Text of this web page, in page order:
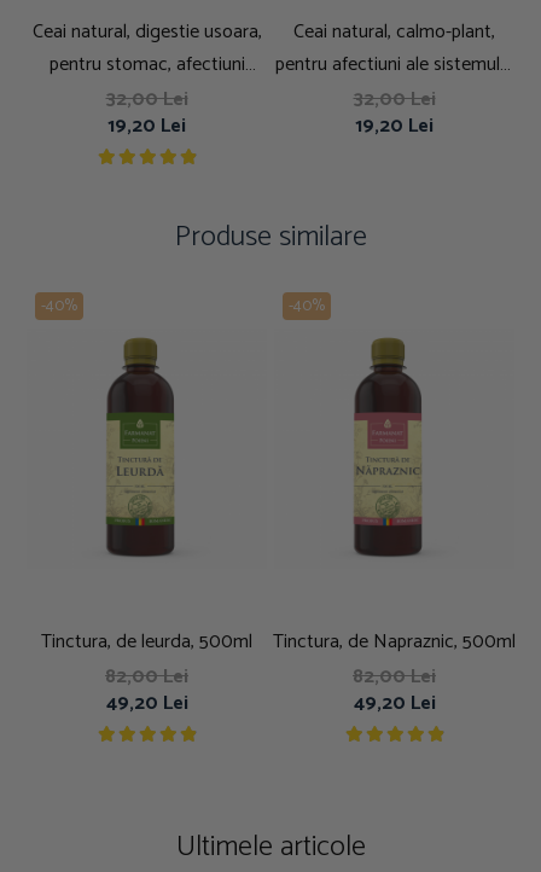
Ceai natural, digestie usoara,
pentru stomac, afectiuni
gastrice, 100g
32,00 Lei
19,20 Lei
Ceai natural, calmo-plant,
pentru afectiuni ale sistemului
nervos, 100g
32,00 Lei
19,20 Lei
Produse similare
-40%
Tinctura, de leurda, 500ml
82,00 Lei
49,20 Lei
-40%
Tinctura, de Napraznic, 500ml
82,00 Lei
49,20 Lei
Ultimele articole